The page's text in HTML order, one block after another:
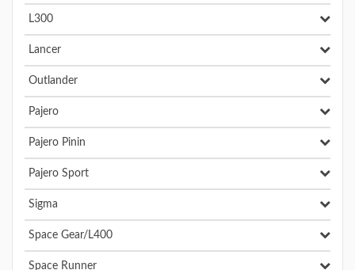
L300
Lancer
Outlander
Pajero
Pajero Pinin
Pajero Sport
Sigma
Space Gear/L400
Space Runner